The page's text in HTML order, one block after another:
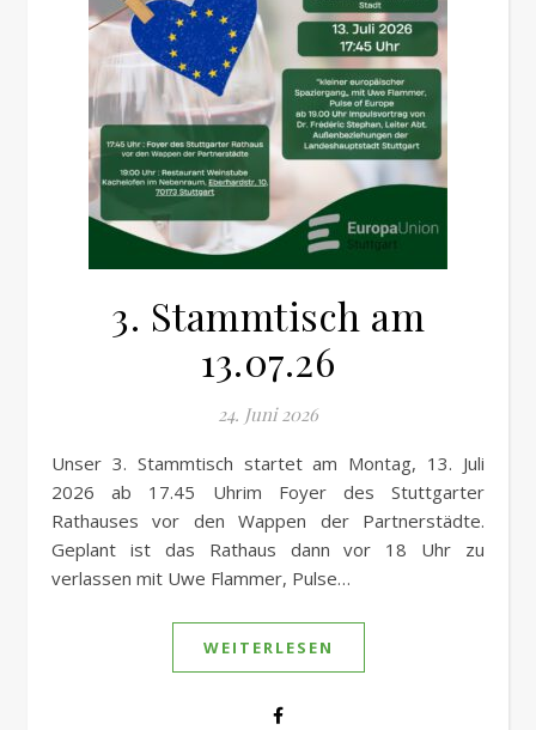
3. Stammtisch am
13.07.26
24. Juni 2026
Unser 3. Stammtisch startet am Montag, 13. Juli
2026 ab 17.45 Uhrim Foyer des Stuttgarter
Rathauses vor den Wappen der Partnerstädte.
Geplant ist das Rathaus dann vor 18 Uhr zu
verlassen mit Uwe Flammer, Pulse…
WEITERLESEN